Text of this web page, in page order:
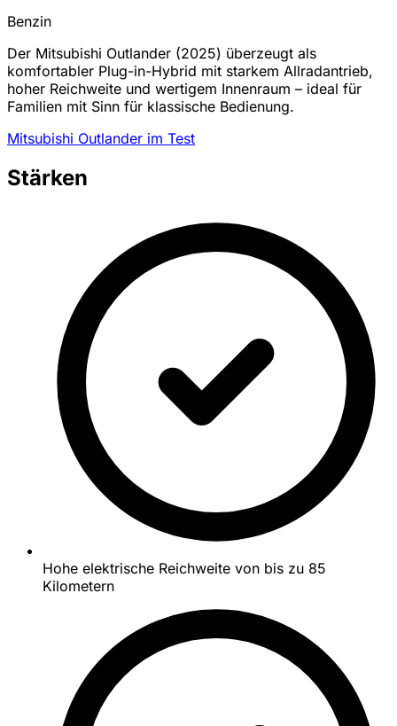
Benzin
Der Mitsubishi Outlander (2025) überzeugt als
komfortabler Plug-in-Hybrid mit starkem Allradantrieb,
hoher Reichweite und wertigem Innenraum – ideal für
Familien mit Sinn für klassische Bedienung.
Mitsubishi Outlander im Test
Stärken
Hohe elektrische Reichweite von bis zu 85
Kilometern